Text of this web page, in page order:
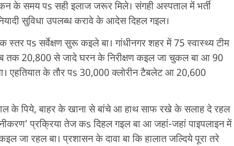
के समय पs सही इलाज जरूर मिले। संगही अस्पताल में भर्ती
सुविधा उपलब्ध करावे के आदेस दिहल गइल।
स्तर पs सर्वेक्षण सुरू कइले बा। गांधीनगर शहर में 75 स्वास्थ्य टीम
तक 20,800 से जादे घरन के निरीक्षण कइल जा चुकल बा आ 90
एहतियात के तौर पs 30,000 क्लोरीन टैबलेट आ 20,600
के पिये, बाहर के खाना से बांचे आ हाथ साफ रखे के सलाह दे रहल
प्रक्रिया तेज कs दिहल गइल बा आ जहां-जहां पाइपलाइन में
रहल बा। प्रशासन के दावा बा कि हालात जल्दिये पूरा तरे